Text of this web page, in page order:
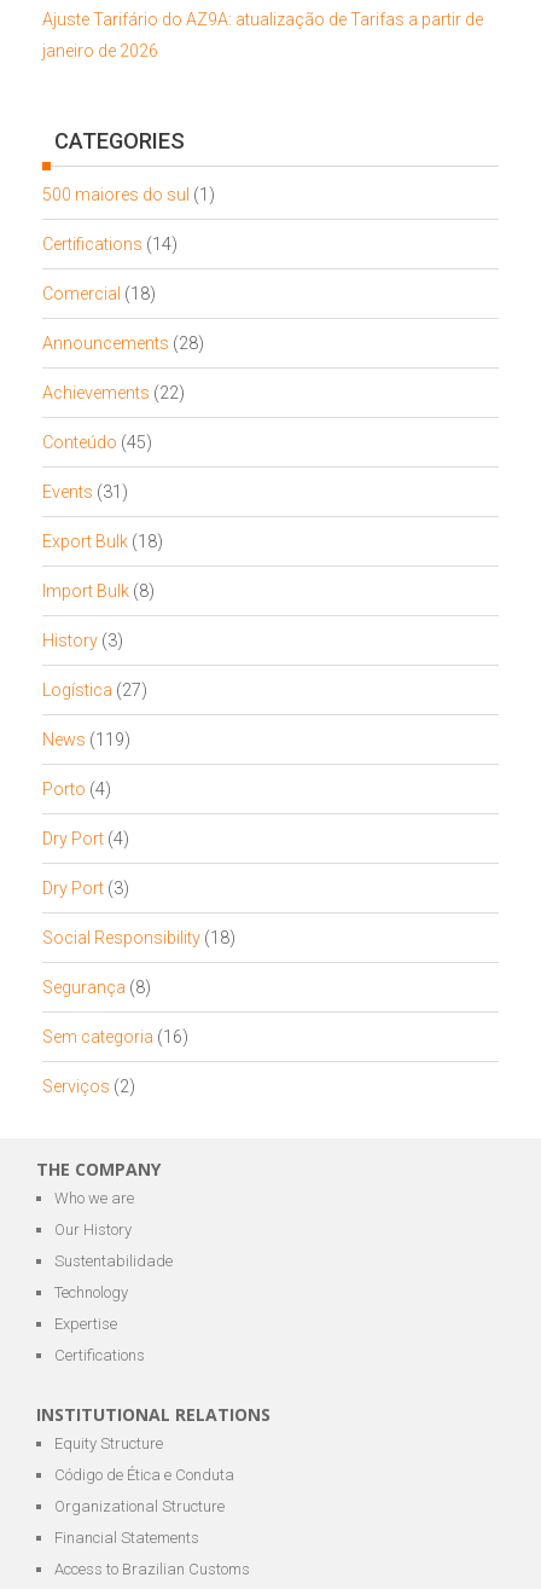
Ajuste Tarifário do AZ9A: atualização de Tarifas a partir de
janeiro de 2026
CATEGORIES
500 maiores do sul (1)
Certifications (14)
Comercial (18)
Announcements (28)
Achievements (22)
Conteúdo (45)
Events (31)
Export Bulk (18)
Import Bulk (8)
History (3)
Logística (27)
News (119)
Porto (4)
Dry Port (4)
Dry Port (3)
Social Responsibility (18)
Segurança (8)
Sem categoria (16)
Serviços (2)
THE COMPANY
Who we are
Our History
Sustentabilidade
Technology
Expertise
Certifications
INSTITUTIONAL RELATIONS
Equity Structure
Código de Ética e Conduta
Organizational Structure
Financial Statements
Access to Brazilian Customs